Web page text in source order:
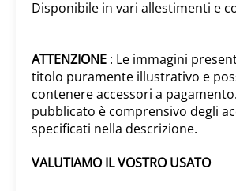
Verificate sempre i prezzi sul
I dati degli annunci potrebbero
o potrebbero risultare non
verificare la correttezza delle
invitiamo a contattarci.
Non si vanta alcun diritto per I
dei motoveicoli presenti negli